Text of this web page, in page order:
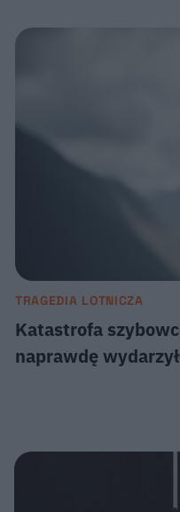
TRAGEDIA LOTNICZA
Katastrofa
naprawdę